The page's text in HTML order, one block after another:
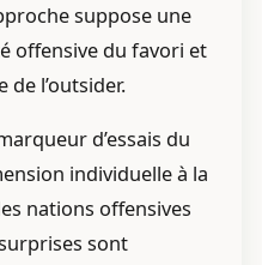
suppose une
offensive du favori et
de l’outsider.
d’essais du
individuelle à la
nations offensives
sont